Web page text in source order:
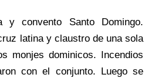
y convento Santo Domingo.
latina y claustro de una sola
monjes dominicos. Incendios
con el conjunto. Luego se